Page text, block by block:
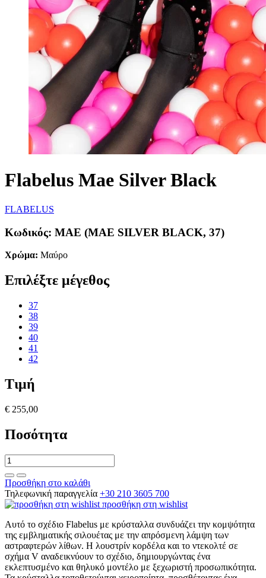
Flabelus Mae Silver Black
FLABELUS
Κωδικός: MAE (MAE SILVER BLACK, 37)
Χρώμα: Μαύρο
Επιλέξτε μέγεθος
37
38
39
40
41
42
Τιμή
€ 255,00
Ποσότητα
Προσθήκη στο καλάθι
Τηλεφωνική παραγγελία +30 210 3605 700
προσθήκη στη wishlist
Αυτό το σχέδιο Flabelus με κρύσταλλα συνδυάζει την κομψότητα
της εμβληματικής σιλουέτας με την απρόσμενη λάμψη των
αστραφτερών λίθων. Η λουστρίν κορδέλα και το ντεκολτέ σε
σχήμα V αναδεικνύουν το σχέδιο, δημιουργώντας ένα
εκλεπτυσμένο και θηλυκό μοντέλο με ξεχωριστή προσωπικότητα.